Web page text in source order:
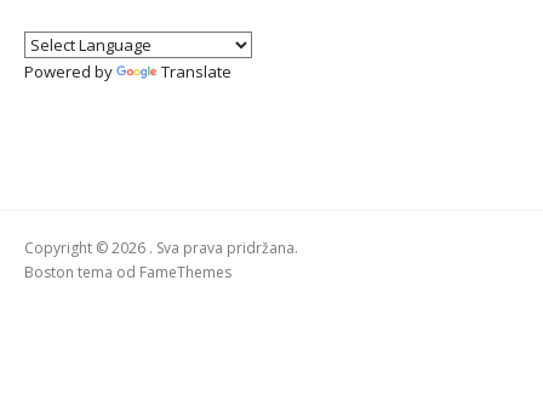
Powered by Translate
Copyright © 2026 . Sva prava pridržana.
Boston tema od FameThemes